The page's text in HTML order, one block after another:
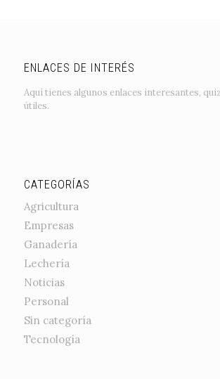
ENLACES DE INTERÉS
Aquí tienes algunos enlaces interesantes,
útiles.
CATEGORÍAS
Agricultura
Empresas
Ganadería
Lechería
Noticias
Personal
Sin categoría
Tecnología